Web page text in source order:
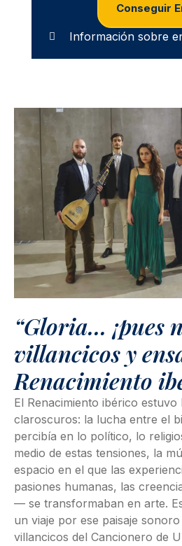
Conseguir
Información sobre
“Gloria… ¡pues
villancicos y
Renacimiento
El Renacimiento ibérico
claroscuros: la lucha entre el
percibía en lo político, lo
medio de estas tensiones, la
espacio en el que las
pasiones humanas, las
— se transformaban en arte.
un viaje por ese paisaje
villancicos del Cancionero de